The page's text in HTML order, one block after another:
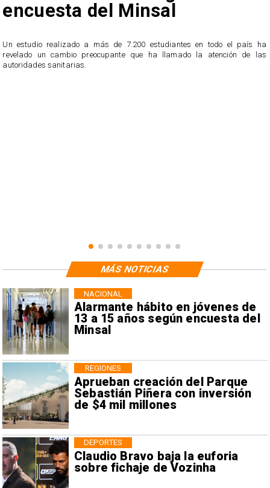
encuesta del Minsal
Un estudio realizado a más de 7.200 estudiantes en todo el país ha
revelado un cambio preocupante que ha llamado la atención de las
autoridades sanitarias.
Alarmante hábito en jóvenes de
13 a 15 años según encuesta del
Minsal
NACIONAL
Aprueban creación del Parque
Sebastián Piñera con inversión
de $4 mil millones
REGIONES
Claudio Bravo baja la euforia
sobre fichaje de Vozinha
DEPORTES
MÁS NOTICIAS